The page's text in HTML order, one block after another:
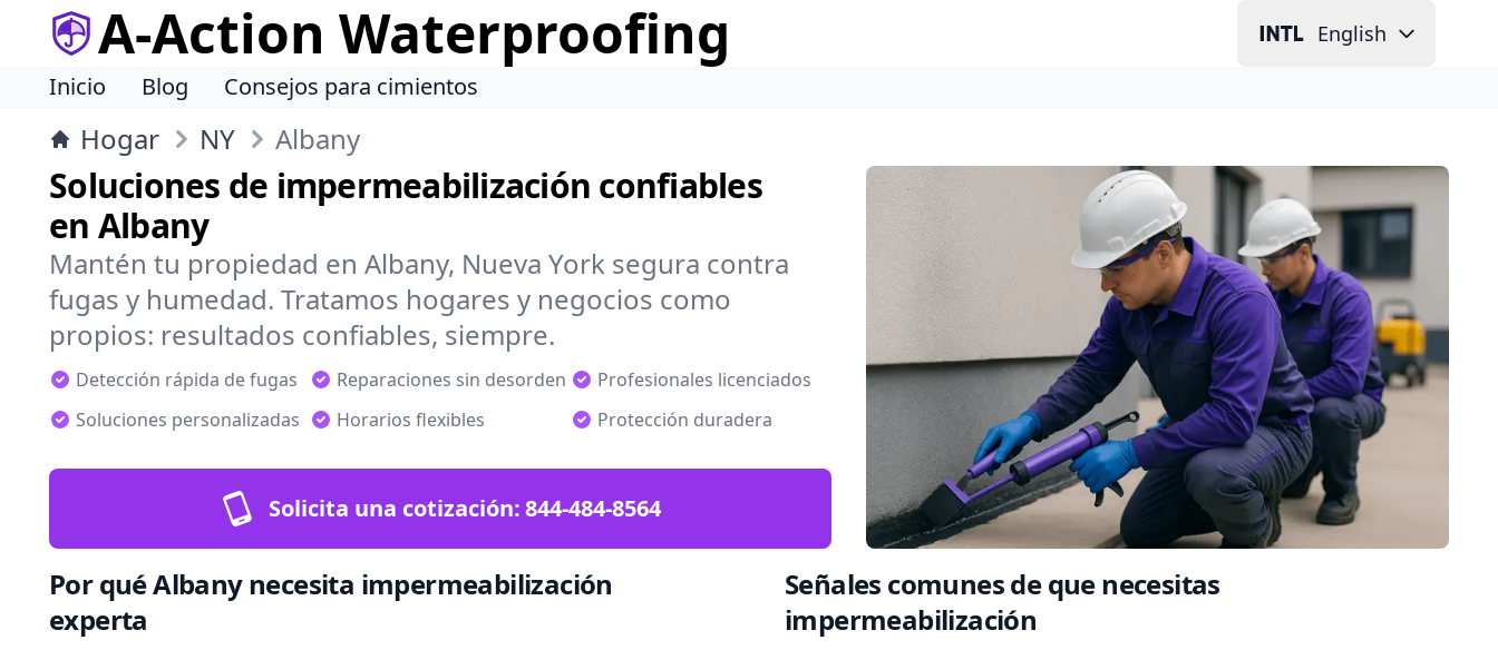
A-Action Waterproofing English
Inicio Blog Consejos para cimientos
Hogar NY Albany
Soluciones de impermeabilización confiables
en Albany
Mantén tu propiedad en Albany, Nueva York segura contra
fugas y humedad. Tratamos hogares y negocios como
propios: resultados confiables, siempre.
Detección rápida de fugas Reparaciones sin desorden
Profesionales licenciados
Soluciones personalizadas
Horarios flexibles Protección duradera
Solicita una cotización:844-484-8564
Por qué Albany necesita impermeabilización
experta
Señales comunes de que necesitas
impermeabilización